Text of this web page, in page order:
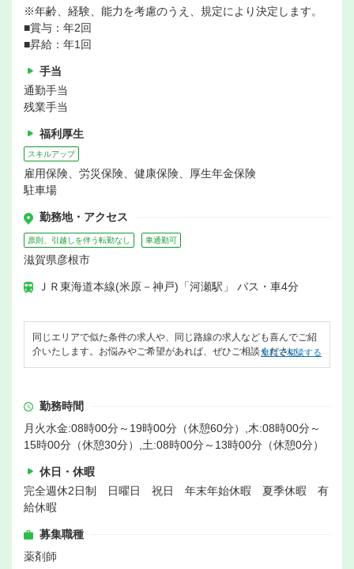
※年齢、経験、能力を考慮のうえ、規定により決定します。
■賞与：年2回
■昇給：年1回
手当
通勤手当
残業手当
福利厚生
スキルアップ
雇用保険、労災保険、健康保険、厚生年金保険
駐車場
勤務地・アクセス
原則、引越しを伴う転勤なし 車通勤可
滋賀県彦根市
ＪＲ東海道本線(米原－神戸)「河瀬駅」 バス・車4分
同じエリアで似た条件の求人や、同じ路線の求人なども喜んでご紹
介いたします。お悩みやご希望があれば、ぜひご相談ください。
無料で相談する
勤務時間
月火水金:08時00分～19時00分（休憩60分）,木:08時00分～
15時00分（休憩30分）,土:08時00分～13時00分（休憩0分）
休日・休暇
完全週休2日制 日曜日 祝日 年末年始休暇 夏季休暇 有
給休暇
募集職種
薬剤師